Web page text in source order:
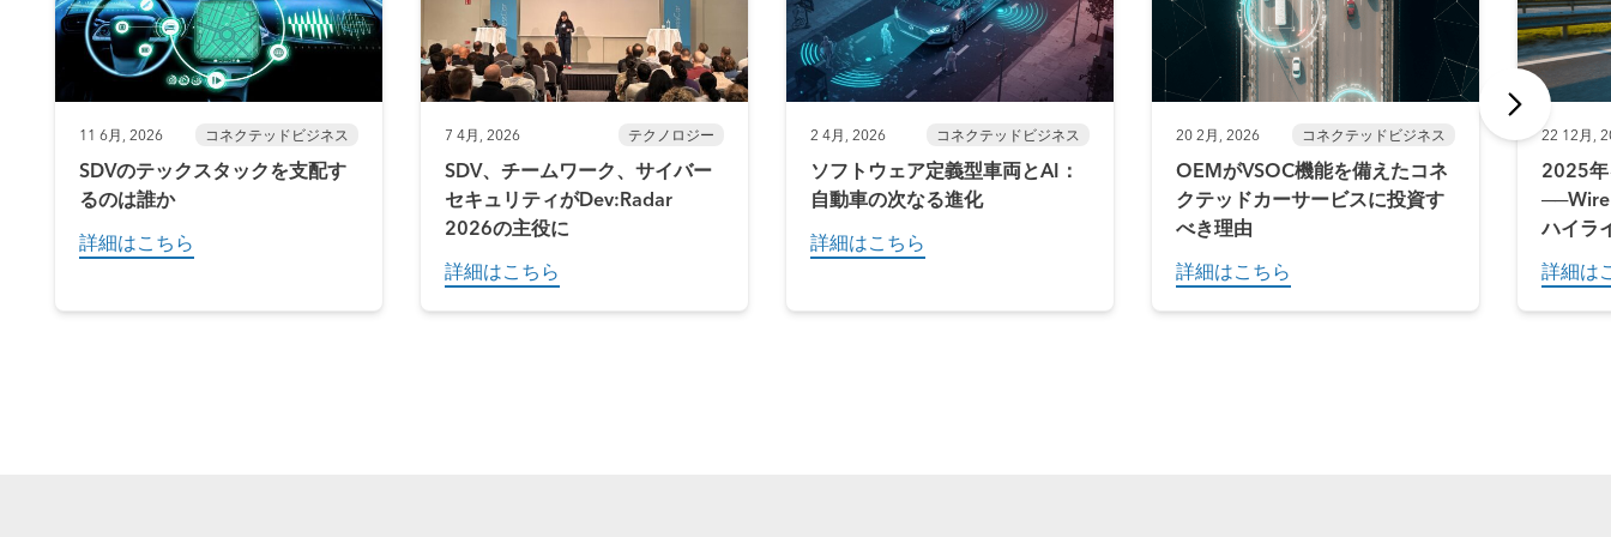
11 6月, 2026 コネクテッドビジネス
SDVのテックスタックを支配す
るのは誰か
詳細はこちら
7 4月, 2026 テクノロジー
SDV、チームワーク、サイバー
セキュリティがDev:Radar
2026の主役に
詳細はこちら
2 4月, 2026 コネクテッドビジネス
ソフトウェア定義型車両とAI：
自動車の次なる進化
詳細はこちら
20 2月, 2026 コネクテッドビジネス
OEMがVSOC機能を備えたコネ
クテッドカーサービスに投資す
べき理由
詳細はこちら
22 12月,
2025
ハイラ
詳細は